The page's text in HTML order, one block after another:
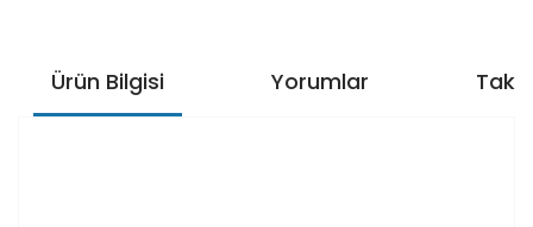
Ürün Bilgisi Yorumlar